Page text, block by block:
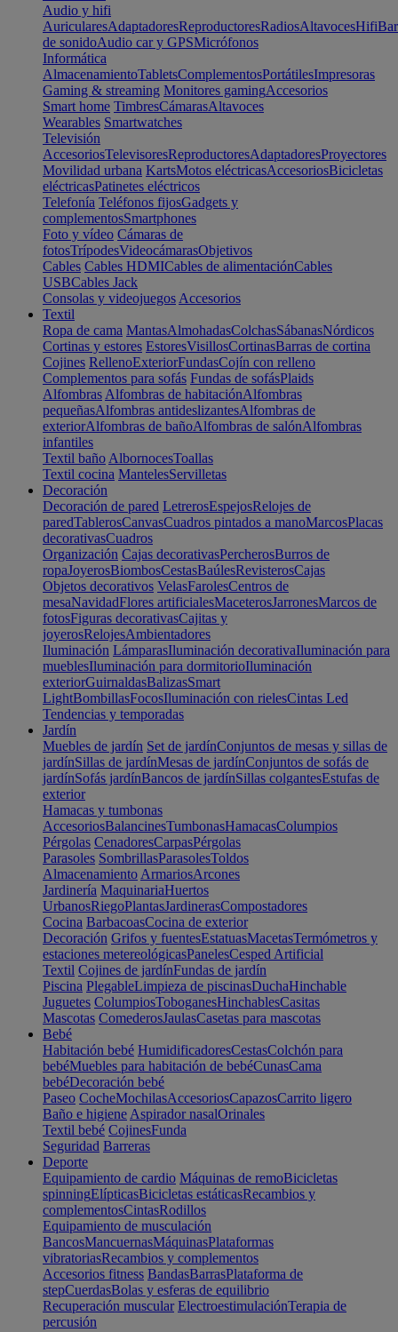
Audio y hifi
AuricularesAdaptadoresReproductoresRadiosAltavocesHifi
de sonidoAudio car y GPSMicrófonos
Informática
AlmacenamientoTabletsComplementosPortátilesImpresoras
Gaming & streaming Monitores gamingAccesorios
Smart home TimbresCámarasAltavoces
Wearables Smartwatches
Televisión
AccesoriosTelevisoresReproductoresAdaptadoresProyectores
Movilidad urbana KartsMotos eléctricasAccesoriosBicicletas
eléctricasPatinetes eléctricos
Telefonía Teléfonos fijosGadgets y
complementosSmartphones
Foto y vídeo Cámaras de
fotosTrípodesVideocámarasObjetivos
Cables Cables HDMICables de alimentaciónCables
USBCables Jack
Consolas y videojuegos Accesorios
Textil
Ropa de cama MantasAlmohadasColchasSábanasNórdicos
Cortinas y estores EstoresVisillosCortinasBarras de cortina
Cojines RellenoExteriorFundasCojín con relleno
Complementos para sofás Fundas de sofásPlaids
Alfombras Alfombras de habitaciónAlfombras
pequeñasAlfombras antideslizantesAlfombras de
exteriorAlfombras de bañoAlfombras de salónAlfombras
infantiles
Textil baño AlbornocesToallas
Textil cocina MantelesServilletas
Decoración
Decoración de pared LetrerosEspejosRelojes de
paredTablerosCanvasCuadros pintados a manoMarcosPlacas
decorativasCuadros
Organización Cajas decorativasPercherosBurros de
ropaJoyerosBiombosCestasBaúlesRevisterosCajas
Objetos decorativos VelasFarolesCentros de
mesaNavidadFlores artificialesMaceterosJarronesMarcos de
fotosFiguras decorativasCajitas y
joyerosRelojesAmbientadores
Iluminación LámparasIluminación decorativaIluminación para
mueblesIluminación para dormitorioIluminación
exteriorGuirnaldasBalizasSmart
LightBombillasFocosIluminación con rielesCintas Led
Tendencias y temporadas
Jardín
Muebles de jardín Set de jardínConjuntos de mesas y sillas de
jardínSillas de jardínMesas de jardínConjuntos de sofás de
jardínSofás jardínBancos de jardínSillas colgantesEstufas de
exterior
Hamacas y tumbonas
AccesoriosBalancinesTumbonasHamacasColumpios
Pérgolas CenadoresCarpasPérgolas
Parasoles SombrillasParasolesToldos
Almacenamiento ArmariosArcones
Jardinería MaquinariaHuertos
UrbanosRiegoPlantasJardinerasCompostadores
Cocina BarbacoasCocina de exterior
Decoración Grifos y fuentesEstatuasMacetasTermómetros y
estaciones metereológicasPanelesCesped Artificial
Textil Cojines de jardínFundas de jardín
Piscina PlegableLimpieza de piscinasDuchaHinchable
Juguetes ColumpiosToboganesHinchablesCasitas
Mascotas ComederosJaulasCasetas para mascotas
Bebé
Habitación bebé HumidificadoresCestasColchón para
bebéMuebles para habitación de bebéCunasCama
bebéDecoración bebé
Paseo CocheMochilasAccesoriosCapazosCarrito ligero
Baño e higiene Aspirador nasalOrinales
Textil bebé CojinesFunda
Seguridad Barreras
Deporte
Equipamiento de cardio Máquinas de remoBicicletas
spinningElípticasBicicletas estáticasRecambios y
complementosCintasRodillos
Equipamiento de musculación
BancosMancuernasMáquinasPlataformas
vibratoriasRecambios y complementos
Accesorios fitness BandasBarrasPlataforma de
stepCuerdasBolas y esferas de equilibrio
Recuperación muscular ElectroestimulaciónTerapia de
percusión